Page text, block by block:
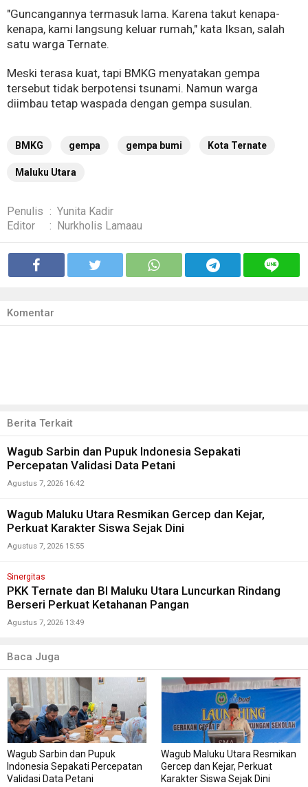
"Guncangannya termasuk lama. Karena takut kenapa-
kenapa, kami langsung keluar rumah," kata Iksan, salah
satu warga Ternate.
Meski terasa kuat, tapi BMKG menyatakan gempa
tersebut tidak berpotensi tsunami. Namun warga
diimbau tetap waspada dengan gempa susulan.
BMKG gempa gempa bumi Kota Ternate
Maluku Utara
Penulis : Yunita Kadir
Editor
: Nurkholis Lamaau
Komentar
Berita Terkait
Wagub Sarbin dan Pupuk Indonesia Sepakati
Percepatan Validasi Data Petani
Agustus 7, 2026 16:42
Wagub Maluku Utara Resmikan Gercep dan Kejar,
Perkuat Karakter Siswa Sejak Dini
Agustus 7, 2026 15:55
Sinergitas
PKK Ternate dan BI Maluku Utara Luncurkan Rindang
Berseri Perkuat Ketahanan Pangan
Agustus 7, 2026 13:49
Baca Juga
Wagub Sarbin dan Pupuk
Indonesia Sepakati Percepatan
Validasi Data Petani
Wagub Maluku Utara Resmikan
Gercep dan Kejar, Perkuat
Karakter Siswa Sejak Dini